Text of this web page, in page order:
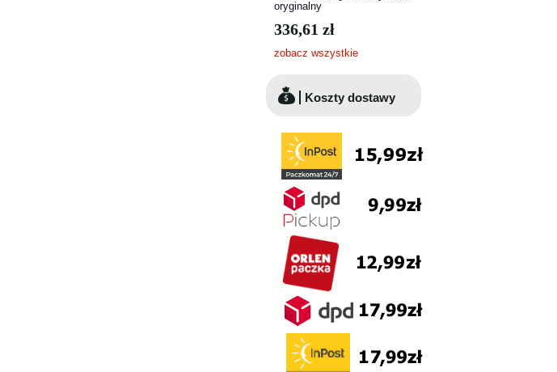
oryginalny
336,61 zł
zobacz wszystkie
Koszty dostawy